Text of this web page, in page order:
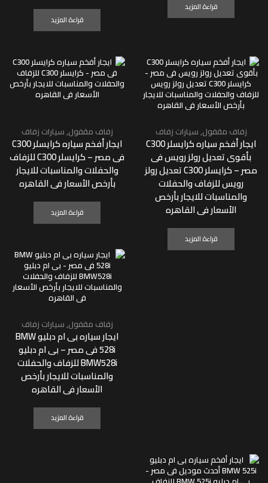
قراءة المزيد
قراءة المزيد
زفاف مقفول,سيارات زفاف
ايجار أفخم سياره كرايسلر C300
بأقوى تعديل رولز رويس فى
مصر – كرايسلر C300 تعديل رولز
رويس للزفاف والحفلات
والمناسبات للايجار بأرخص
الأسعار فى القاهره
قراءة المزيد
زفاف مقفول,سيارات زفاف
ايجار أفخم سياره كرايسلر C300
فى مصر – كرايسلر C300 للزفاف
والحفلات والمناسبات للايجار
بأرخص الأسعار فى القاهره
قراءة المزيد
زفاف مقفول,سيارات زفاف
ايجار سياره بى ام دبليو BMW
528i فى مصر – بى ام دبليو
BMW528i للزفاف والحفلات
والمناسبات للايجار بأرخص
الأسعار فى القاهره
قراءة المزيد